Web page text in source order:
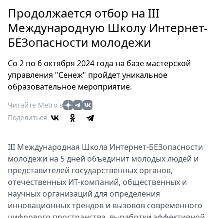
Россия
Мир
Здоровье
Туризм
Мода
Кино
Афиша
Выставки
Пресс-
релизы
О
Metro
Продолжается отбор на III
Международную Школу Интернет-
БЕЗопасности молодежи
Со 2 по 6 октября 2024 года на базе мастерской
управления "Сенеж" пройдет уникальное
образовательное мероприятие.
Читайте Metro в
Поделиться
III Международная Школа Интернет-БЕЗопасности
молодежи на 5 дней объединит молодых людей и
представителей государственных органов,
отечественных ИТ-компаний, общественных и
научных организаций для определения
инновационных трендов и вызовов современного